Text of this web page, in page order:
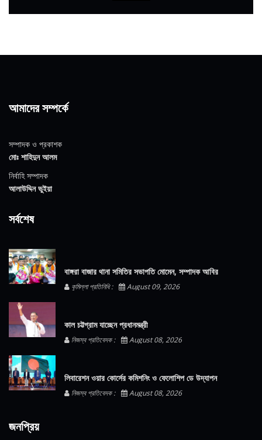
আমাদের সম্পর্কে
সম্পাদক ও প্রকাশক
মোঃ শাহিদুন আলম
নির্বাহি সম্পাদক
আলাউদ্দিন ভুইয়া
সর্বশেষ
বাঙ্গরা বাজার থানা সমিতির সভাপতি মোমেন, সম্পাদক আবির
কুমিল্লা প্রতিনিধি : August 09, 2026
কাল চট্টগ্রাম যাচ্ছেন প্রধানমন্ত্রী
নিজস্ব প্রতিবেদক : August 08, 2026
লিবারেশন ওয়ার কোর্সের কমিশনিং ও ফেলোশিপ ডে উদ্‌যাপন
নিজস্ব প্রতিবেদক : August 08, 2026
জনপ্রিয়